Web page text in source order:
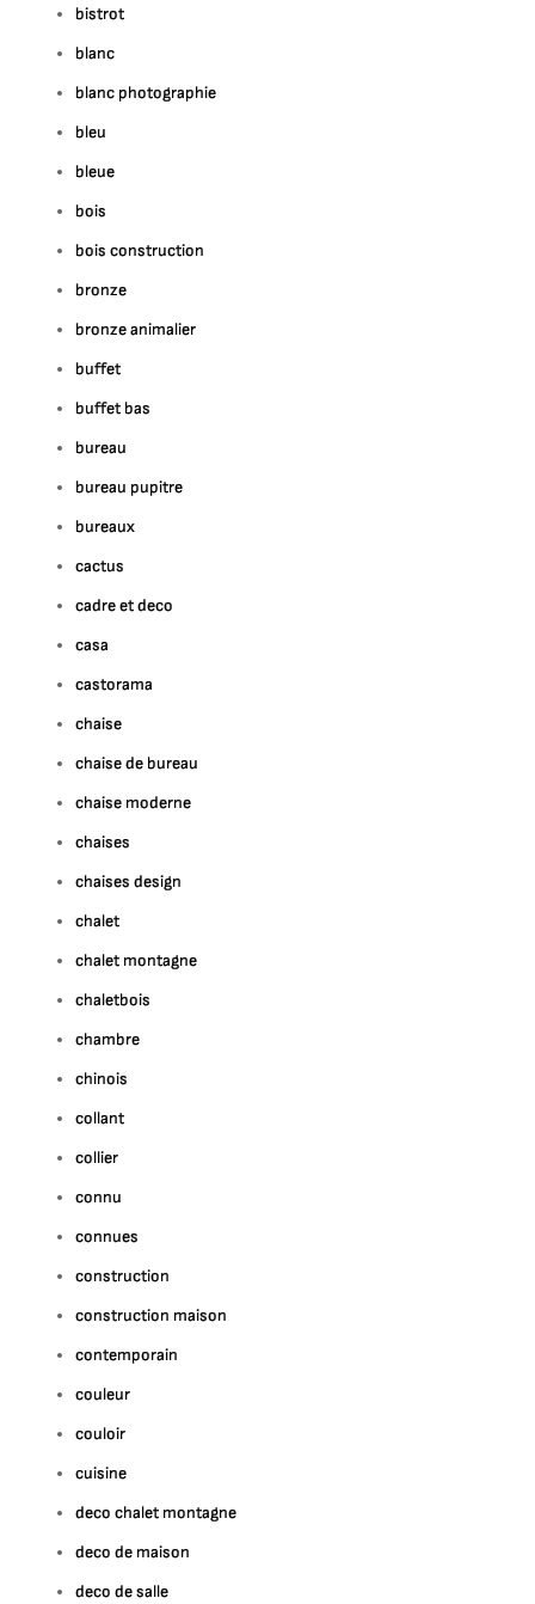
bistrot
blanc
blanc photographie
bleu
bleue
bois
bois construction
bronze
bronze animalier
buffet
buffet bas
bureau
bureau pupitre
bureaux
cactus
cadre et deco
casa
castorama
chaise
chaise de bureau
chaise moderne
chaises
chaises design
chalet
chalet montagne
chaletbois
chambre
chinois
collant
collier
connu
connues
construction
construction maison
contemporain
couleur
couloir
cuisine
deco chalet montagne
deco de maison
deco de salle